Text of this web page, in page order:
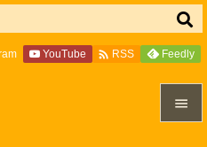

YouTube  RSS Feedly